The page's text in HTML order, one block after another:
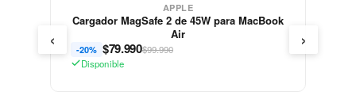
APPLE
Cargador MagSafe 2 de 45W para MacBook
Air
-20% $79.990$99.990
Disponible
‹ ›